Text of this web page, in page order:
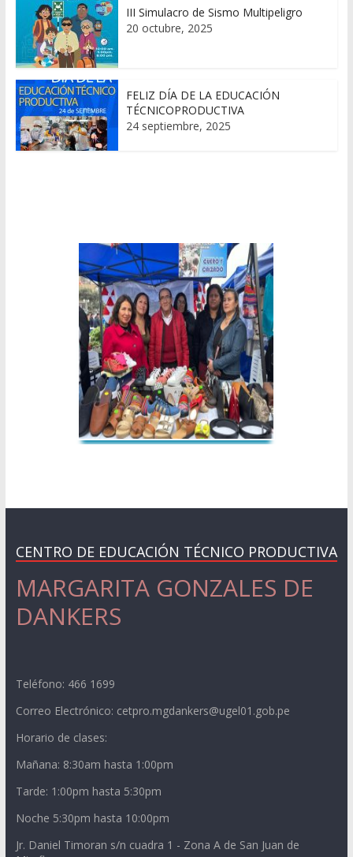
III Simulacro de Sismo Multipeligro
20 octubre, 2025
FELIZ DÍA DE LA EDUCACIÓN
TÉCNICOPRODUCTIVA
24 septiembre, 2025
CENTRO DE EDUCACIÓN TÉCNICO PRODUCTIVA
MARGARITA GONZALES DE
DANKERS
Teléfono: 466 1699
Correo Electrónico: cetpro.mgdankers@ugel01.gob.pe
Horario de clases:
Mañana: 8:30am hasta 1:00pm
Tarde: 1:00pm hasta 5:30pm
Noche 5:30pm hasta 10:00pm
Jr. Daniel Timoran s/n cuadra 1 - Zona A de San Juan de